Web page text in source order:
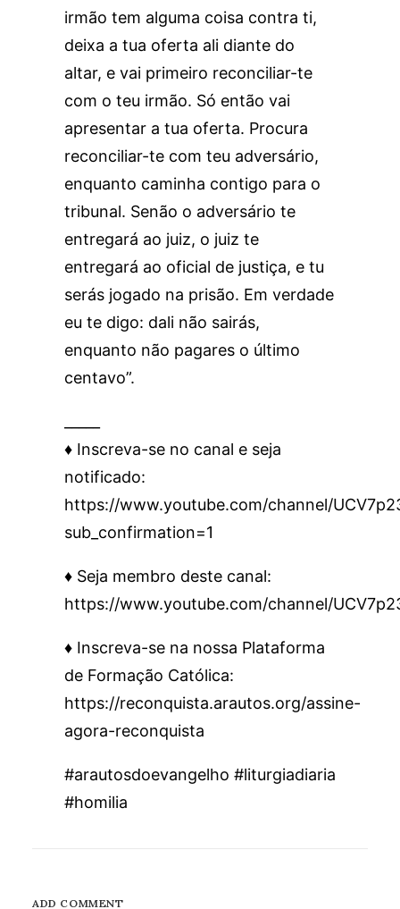
irmão tem alguma coisa contra ti,
deixa a tua oferta ali diante do
altar, e vai primeiro reconciliar-te
com o teu irmão. Só então vai
apresentar a tua oferta. Procura
reconciliar-te com teu adversário,
enquanto caminha contigo para o
tribunal. Senão o adversário te
entregará ao juiz, o juiz te
entregará ao oficial de justiça, e tu
serás jogado na prisão. Em verdade
eu te digo: dali não sairás,
enquanto não pagares o último
centavo”.
♦️ Inscreva-se no canal e seja
notificado:
https://www.youtube.com/channel/
sub_confirmation=1
♦️ Seja membro deste canal:
https://www.youtube.com/channel/
♦️ Inscreva-se na nossa Plataforma
de Formação Católica:
https://reconquista.arautos.org/assine-
agora-reconquista
#arautosdoevangelho #liturgiadiaria
#homilia
ADD COMMENT